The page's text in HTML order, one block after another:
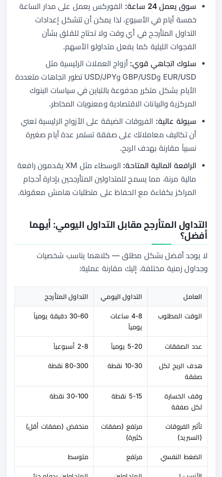
سوق يعمل 24 ساعة:
الفوركس يعمل على مدار الساعة
خمسة أيام في الأسبوع، لذا يمكن أن تتشكل إعدادات
التداول المتأرجح في أي وقت ولا تحتاج للقلق بشأن
الفجوات الليلية كما يفعل متداولو الأسهم.
سلوك اتجاهي قوي: أزواج العملات الرئيسية مثل
EUR/USD وGBP/USD وUSD/JPY تطور اتجاهات متعددة
الأيام بشكل متكرر مدفوعة بالتباين في سياسات البنوك
المركزية والبيانات الاقتصادية ومعنويات المخاطر.
سيولة عالية: الفروقات الضيقة على الأزواج الرئيسية تعني
أن تكاليف معاملاتك على صفقة تستمر عدة أيام صغيرة
نسبياً مقارنة بهدف الربح.
الرافعة المالية المتاحة:
الوسطاء مثل XM يقدمون رافعة
مالية مرنة، مما يسمح للمتداولين المتأرجحين بإدارة أحجام
المراكز بكفاءة مع الحفاظ على متطلبات هامش معقولة.
التداول المتأرجح مقابل التداول اليومي: أيهما
أفضل؟
لا يوجد أفضل بشكل مطلق — كلاهما يناسب شخصيات
وجداول زمنية مختلفة. إليك مقارنة عملية:
العامل التداول اليومي التداول المتأرجح
الوقت المطلوب
4-8 ساعات
يومياً
30-60 دقيقة يومياً
عدد الصفقات 5-20 يومياً 2-8 أسبوعياً
هدف الربح لكل
صفقة
10-30 نقطة 80-300 نقطة
وقف الخسارة
لكل صفقة
5-15 نقطة 30-100 نقطة
تأثير الفروقات
(السبريد)
مرتفع (صفقات
كثيرة)
منخفض (صفقات أقل)
الضغط النفسي مرتفع متوسط